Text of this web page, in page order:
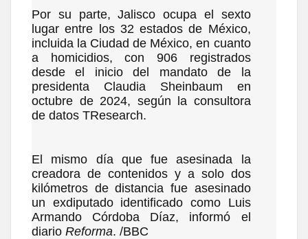
Por su parte, Jalisco ocupa el sexto
lugar entre los 32 estados de México,
incluida la Ciudad de México, en cuanto
a homicidios, con 906 registrados
desde el inicio del mandato de la
presidenta Claudia Sheinbaum en
octubre de 2024, según la consultora
de datos TResearch.
El mismo día que fue asesinada la
creadora de contenidos y a solo dos
kilómetros de distancia fue asesinado
un exdiputado identificado como Luis
Armando Córdoba Díaz, informó el
diario Reforma. /BBC